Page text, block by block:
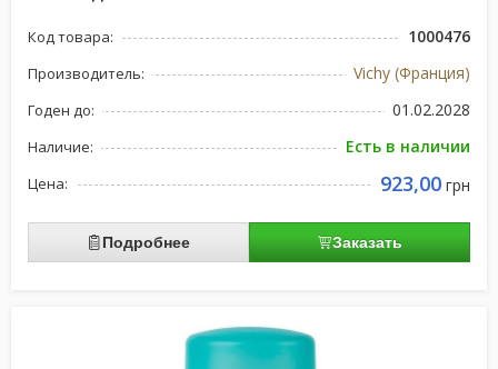
Код товара: 1000476
Производитель: Vichy (Франция)
Годен до: 01.02.2028
Наличие: Есть в наличии
Цена: 923,00 грн
Подробнее Заказать